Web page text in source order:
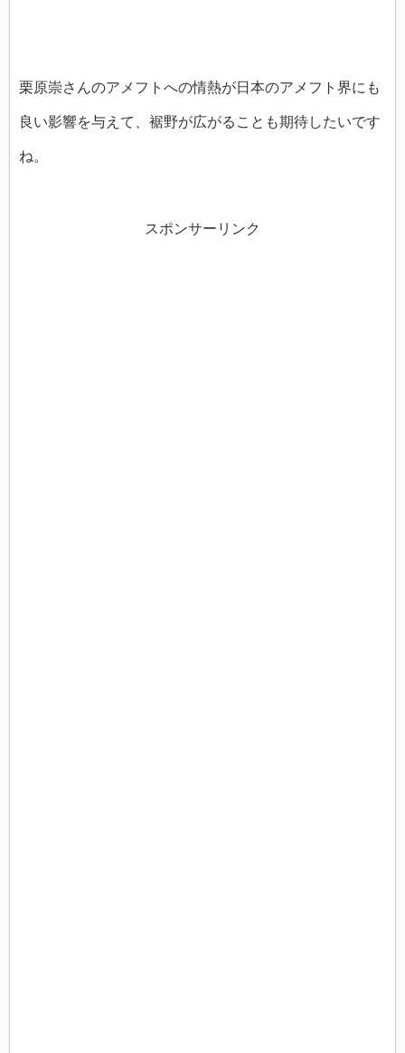
栗原崇さんのアメフトへの情熱が日本のアメフト界にも
良い影響を与えて、裾野が広がることも期待したいです
ね。
スポンサーリンク